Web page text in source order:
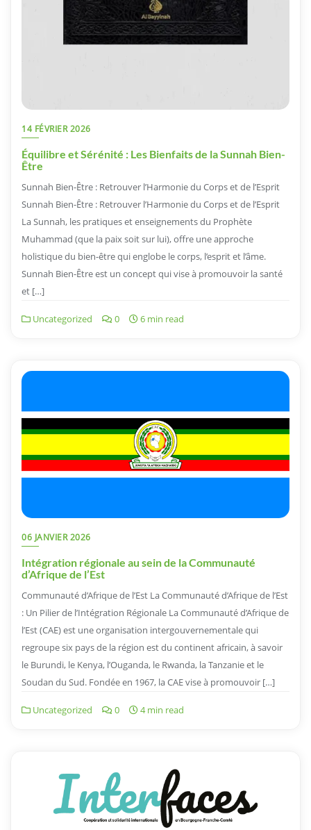
14 FÉVRIER 2026
Équilibre et Sérénité : Les Bienfaits de la Sunnah Bien-
Être
Sunnah Bien-Être : Retrouver l’Harmonie du Corps et de l’Esprit
Sunnah Bien-Être : Retrouver l’Harmonie du Corps et de l’Esprit
La Sunnah, les pratiques et enseignements du Prophète
Muhammad (que la paix soit sur lui), offre une approche
holistique du bien-être qui englobe le corps, l’esprit et l’âme.
Sunnah Bien-Être est un concept qui vise à promouvoir la santé
et […]
Uncategorized 0 6 min read
06 JANVIER 2026
Intégration régionale au sein de la Communauté
d’Afrique de l’Est
Communauté d’Afrique de l’Est La Communauté d’Afrique de l’Est
: Un Pilier de l’Intégration Régionale La Communauté d’Afrique de
l’Est (CAE) est une organisation intergouvernementale qui
regroupe six pays de la région est du continent africain, à savoir
le Burundi, le Kenya, l’Ouganda, le Rwanda, la Tanzanie et le
Soudan du Sud. Fondée en 1967, la CAE vise à promouvoir […]
Uncategorized 0 4 min read